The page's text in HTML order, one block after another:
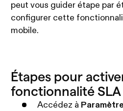
peut vous guider étape par
configurer cette
mobile.
Étapes pour
fonctionnalité SLA
Accédez à